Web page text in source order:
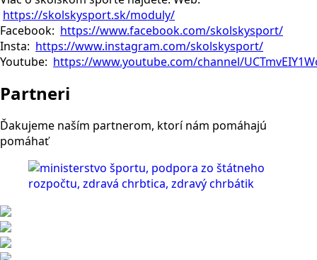
https://skolskysport.sk/moduly/
Facebook: https://www.facebook.com/skolskysport/
Insta: https://www.instagram.com/skolskysport/
Youtube: https://www.youtube.com/channel/
Partneri
Ďakujeme naším partnerom, ktorí nám pomáhajú
pomáhať